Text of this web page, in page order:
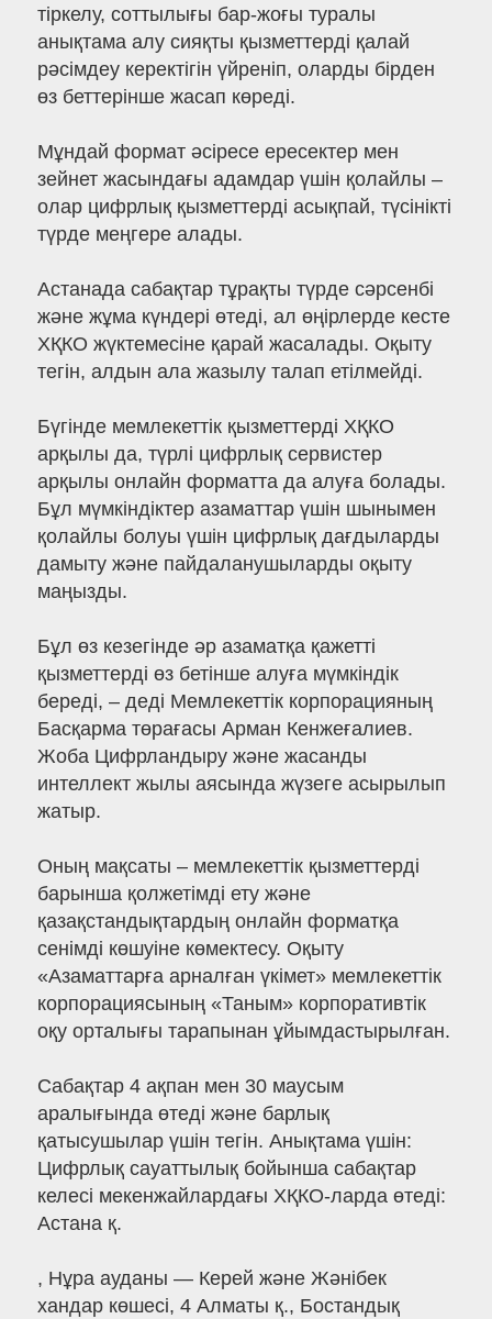
тіркелу, соттылығы бар-жоғы туралы
анықтама алу сияқты қызметтерді қалай
рәсімдеу керектігін үйреніп, оларды бірден
өз беттерінше жасап көреді.
Мұндай формат әсіресе ересектер мен
зейнет жасындағы адамдар үшін қолайлы –
олар цифрлық қызметтерді асықпай, түсінікті
түрде меңгере алады.
Астанада сабақтар тұрақты түрде сәрсенбі
және жұма күндері өтеді, ал өңірлерде кесте
ХҚКО жүктемесіне қарай жасалады. Оқыту
тегін, алдын ала жазылу талап етілмейді.
Бүгінде мемлекеттік қызметтерді ХҚКО
арқылы да, түрлі цифрлық сервистер
арқылы онлайн форматта да алуға болады.
Бұл мүмкіндіктер азаматтар үшін шынымен
қолайлы болуы үшін цифрлық дағдыларды
дамыту және пайдаланушыларды оқыту
маңызды.
Бұл өз кезегінде әр азаматқа қажетті
қызметтерді өз бетінше алуға мүмкіндік
береді, – деді Мемлекеттік корпорацияның
Басқарма төрағасы Арман Кенжеғалиев.
Жоба Цифрландыру және жасанды
интеллект жылы аясында жүзеге асырылып
жатыр.
Оның мақсаты – мемлекеттік қызметтерді
барынша қолжетімді ету және
қазақстандықтардың онлайн форматқа
сенімді көшуіне көмектесу. Оқыту
«Азаматтарға арналған үкімет» мемлекеттік
корпорациясының «Таным» корпоративтік
оқу орталығы тарапынан ұйымдастырылған.
Сабақтар 4 ақпан мен 30 маусым
аралығында өтеді және барлық
қатысушылар үшін тегін. Анықтама үшін:
Цифрлық сауаттылық бойынша сабақтар
келесі мекенжайлардағы ХҚКО-ларда өтеді:
Астана қ.
, Нұра ауданы — Керей және Жәнібек
хандар көшесі, 4 Алматы қ., Бостандық